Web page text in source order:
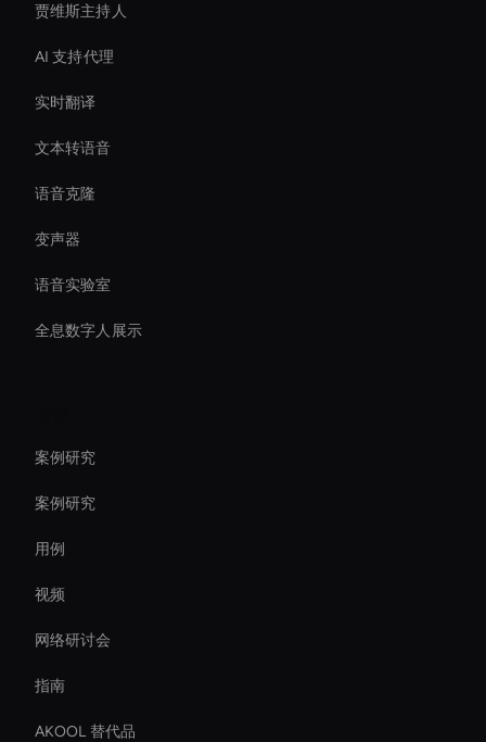
贾维斯主持人
AI 支持代理
实时翻译
文本转语音
语音克隆
变声器
语音实验室
全息数字人展示
案例研究
案例研究
用例
视频
网络研讨会
指南
AKOOL 替代品